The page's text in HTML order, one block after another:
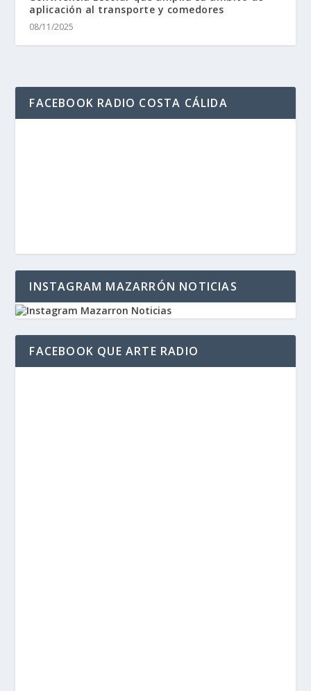
aplicación al transporte y comedores
08/11/2025
FACEBOOK RADIO COSTA CÁLIDA
INSTAGRAM MAZARRÓN NOTICIAS
FACEBOOK QUE ARTE RADIO